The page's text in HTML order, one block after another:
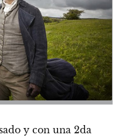
y con una 2da